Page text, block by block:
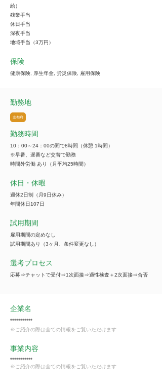
給）
残業手当
休日手当
深夜手当
地域手当（3万円）
保険
健康保険, 厚生年金, 労災保険, 雇用保険
勤務地
京都府
勤務時間
10：00～24：00の間で8時間（休憩 1時間）
※早番、遅番など交替で勤務
時間外労働 あり（月平均25時間）
休日・休暇
週休2日制（月9日休み）
年間休日107日
試用期間
雇用期間の定めなし
試用期間あり（3ヶ月、条件変更なし）
選考プロセス
応募⇒チャットで受付⇒1次面接⇒適性検査＋2次面接⇒合否
企業名
***********
※ご紹介の際は全ての情報をご覧いただけます
事業内容
***********
※ご紹介の際は全ての情報をご覧いただけます